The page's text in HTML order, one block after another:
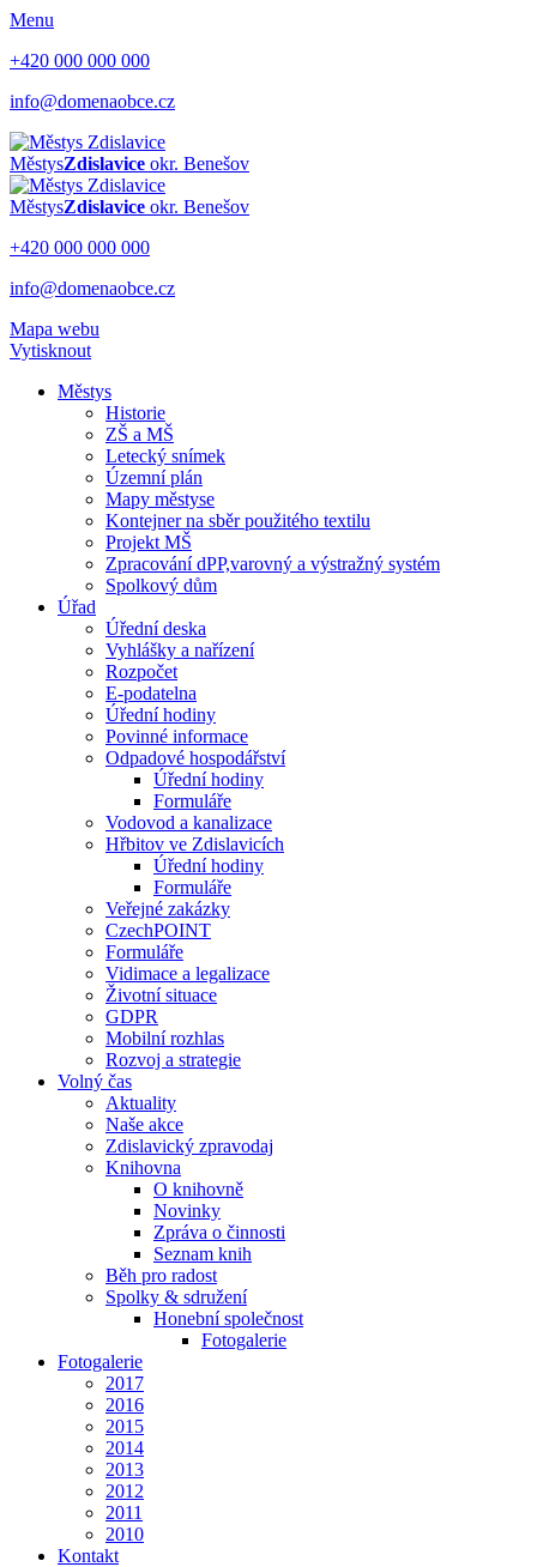
Menu
+420 000 000 000
info@domenaobce.cz
MěstysZdislavice okr. Benešov
MěstysZdislavice okr. Benešov
+420 000 000 000
info@domenaobce.cz
Mapa webu
Vytisknout
Městys
Historie
ZŠ a MŠ
Letecký snímek
Územní plán
Mapy městyse
Kontejner na sběr použitého textilu
Projekt MŠ
Zpracování dPP,varovný a výstražný systém
Spolkový dům
Úřad
Úřední deska
Vyhlášky a nařízení
Rozpočet
E-podatelna
Úřední hodiny
Povinné informace
Odpadové hospodářství
Úřední hodiny
Formuláře
Vodovod a kanalizace
Hřbitov ve Zdislavicích
Úřední hodiny
Formuláře
Veřejné zakázky
CzechPOINT
Formuláře
Vidimace a legalizace
Životní situace
GDPR
Mobilní rozhlas
Rozvoj a strategie
Volný čas
Aktuality
Naše akce
Zdislavický zpravodaj
Knihovna
O knihovně
Novinky
Zpráva o činnosti
Seznam knih
Běh pro radost
Spolky & sdružení
Honební společnost
Fotogalerie
Fotogalerie
2017
2016
2015
2014
2013
2012
2011
2010
Kontakt